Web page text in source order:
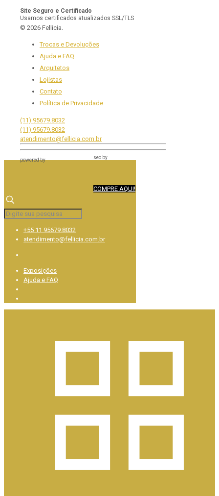
Site Seguro e Certificado
Usamos certificados atualizados SSL/TLS
© 2026 Fellicia.
Trocas e Devoluções
Ajuda e FAQ
Arquitetos
Lojistas
Contato
Política de Privacidade
(11) 95679.8032
(11) 95679.8032
atendimento@fellicia.com.br
powered by seo by
COMPRE AQUI!
+55 11 95679.8032
atendimento@fellicia.com.br
Exposições
Ajuda e FAQ